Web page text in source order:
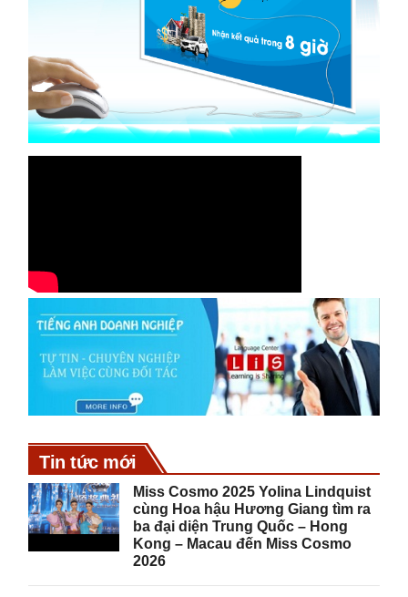
Tin tức mới
Miss Cosmo 2025 Yolina Lindquist
cùng Hoa hậu Hương Giang tìm ra
ba đại diện Trung Quốc – Hong
Kong – Macau đến Miss Cosmo
2026